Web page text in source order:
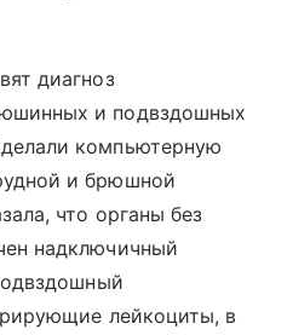
диагноз
и подвздошных
компьютерную
и брюшной
что органы без
надключичный
лейкоциты, в